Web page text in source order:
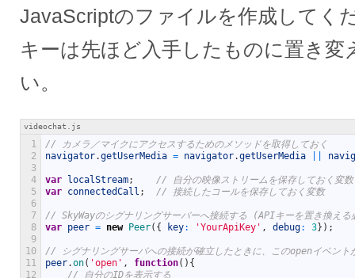
JavaScriptのファイルを作成してく
キーは先ほど入手したものに置き変
い。
videochat.js
1
2
3
4
5
6
7
8
9
10
11
12
// カメラ／マイクにアクセスするためのメソッドを取得しておく
navigator.getUserMedia = navigator.getUserMedia
var localStream;
// 自分の映像ストリームを保存しておく変数
var connectedCall ; // 接続したコールを保存しておく変数
// SkyWayのシグナリングサーバーへ接続する (APIキーを置き換える
var peer = new Peer( { key: 'YourApiKey' , debug: 3} ) ;
// シグナリングサーバへの接続が確立したときに、このopenイベント
peer.on( 'open' , function( ) {
// 自分のIDを表示する